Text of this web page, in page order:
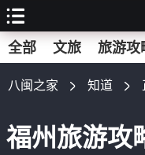
全部 文旅 旅游攻
八闽之家 知道
福州旅游攻